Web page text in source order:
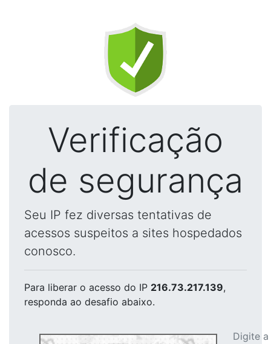
Verificação
de segurança
Seu IP fez diversas tentativas de
acessos suspeitos a sites hospedados
conosco.
Para liberar o acesso do IP 216.73.217.139,
responda ao desafio abaixo.
Digite